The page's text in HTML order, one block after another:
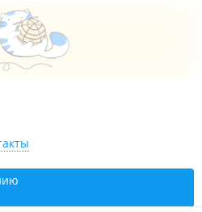
т Океанский, 133